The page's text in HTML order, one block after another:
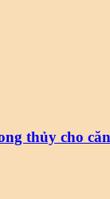
thủy cho